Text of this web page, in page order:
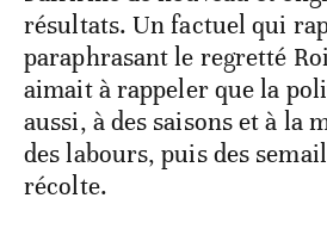
résultats. Un factuel qui
paraphrasant le regretté
aimait à rappeler que la
aussi, à des saisons et à la
des labours, puis des
récolte.